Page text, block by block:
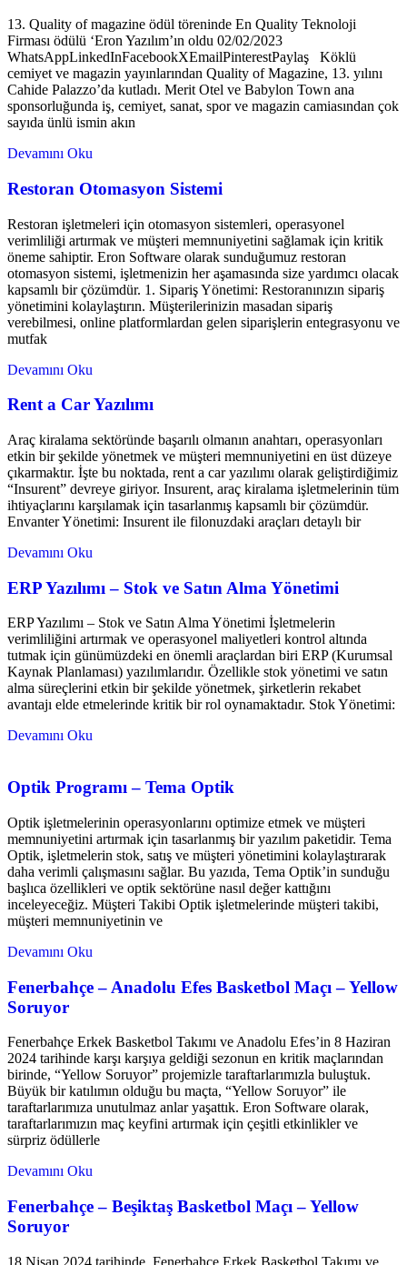
13. Quality of magazine ödül töreninde En Quality Teknoloji
Firması ödülü ‘Eron Yazılım’ın oldu 02/02/2023
WhatsAppLinkedInFacebookXEmailPinterestPaylaş Köklü
cemiyet ve magazin yayınlarından Quality of Magazine, 13. yılını
Cahide Palazzo’da kutladı. Merit Otel ve Babylon Town ana
sponsorluğunda iş, cemiyet, sanat, spor ve magazin camiasından çok
sayıda ünlü ismin akın
Devamını Oku
Restoran Otomasyon Sistemi
Restoran işletmeleri için otomasyon sistemleri, operasyonel
verimliliği artırmak ve müşteri memnuniyetini sağlamak için kritik
öneme sahiptir. Eron Software olarak sunduğumuz restoran
otomasyon sistemi, işletmenizin her aşamasında size yardımcı olacak
kapsamlı bir çözümdür. 1. Sipariş Yönetimi: Restoranınızın sipariş
yönetimini kolaylaştırın. Müşterilerinizin masadan sipariş
verebilmesi, online platformlardan gelen siparişlerin entegrasyonu ve
mutfak
Devamını Oku
Rent a Car Yazılımı
Araç kiralama sektöründe başarılı olmanın anahtarı, operasyonları
etkin bir şekilde yönetmek ve müşteri memnuniyetini en üst düzeye
çıkarmaktır. İşte bu noktada, rent a car yazılımı olarak geliştirdiğimiz
“Insurent” devreye giriyor. Insurent, araç kiralama işletmelerinin tüm
ihtiyaçlarını karşılamak için tasarlanmış kapsamlı bir çözümdür.
Envanter Yönetimi: Insurent ile filonuzdaki araçları detaylı bir
Devamını Oku
ERP Yazılımı – Stok ve Satın Alma Yönetimi
ERP Yazılımı – Stok ve Satın Alma Yönetimi İşletmelerin
verimliliğini artırmak ve operasyonel maliyetleri kontrol altında
tutmak için günümüzdeki en önemli araçlardan biri ERP (Kurumsal
Kaynak Planlaması) yazılımlarıdır. Özellikle stok yönetimi ve satın
alma süreçlerini etkin bir şekilde yönetmek, şirketlerin rekabet
avantajı elde etmelerinde kritik bir rol oynamaktadır. Stok Yönetimi:
Devamını Oku
Optik Programı – Tema Optik
Optik işletmelerinin operasyonlarını optimize etmek ve müşteri
memnuniyetini artırmak için tasarlanmış bir yazılım paketidir. Tema
Optik, işletmelerin stok, satış ve müşteri yönetimini kolaylaştırarak
daha verimli çalışmasını sağlar. Bu yazıda, Tema Optik’in sunduğu
başlıca özellikleri ve optik sektörüne nasıl değer kattığını
inceleyeceğiz. Müşteri Takibi Optik işletmelerinde müşteri takibi,
müşteri memnuniyetinin ve
Devamını Oku
Fenerbahçe – Anadolu Efes Basketbol Maçı – Yellow
Soruyor
Fenerbahçe Erkek Basketbol Takımı ve Anadolu Efes’in 8 Haziran
2024 tarihinde karşı karşıya geldiği sezonun en kritik maçlarından
birinde, “Yellow Soruyor” projemizle taraftarlarımızla buluştuk.
Büyük bir katılımın olduğu bu maçta, “Yellow Soruyor” ile
taraftarlarımıza unutulmaz anlar yaşattık. Eron Software olarak,
taraftarlarımızın maç keyfini artırmak için çeşitli etkinlikler ve
sürpriz ödüllerle
Devamını Oku
Fenerbahçe – Beşiktaş Basketbol Maçı – Yellow
Soruyor
18 Nisan 2024 tarihinde, Fenerbahçe Erkek Basketbol Takımı ve